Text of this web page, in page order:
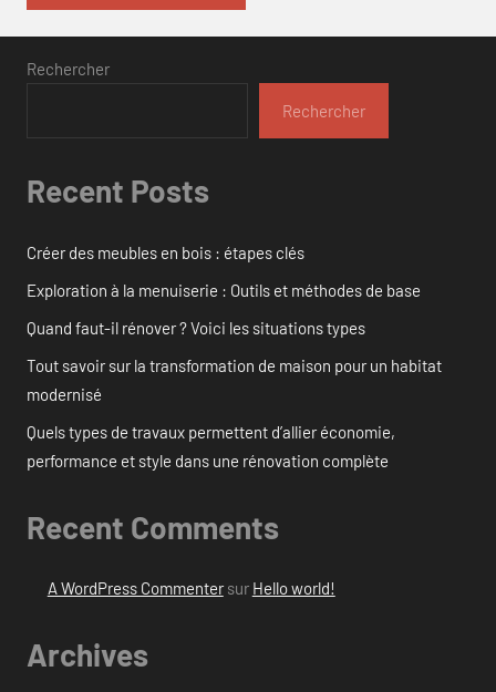
Rechercher
Rechercher
Recent Posts
Créer des meubles en bois : étapes clés
Exploration à la menuiserie : Outils et méthodes de base
Quand faut-il rénover ? Voici les situations types
Tout savoir sur la transformation de maison pour un habitat
modernisé
Quels types de travaux permettent d’allier économie,
performance et style dans une rénovation complète
Recent Comments
A WordPress Commentersur Hello world!
Archives